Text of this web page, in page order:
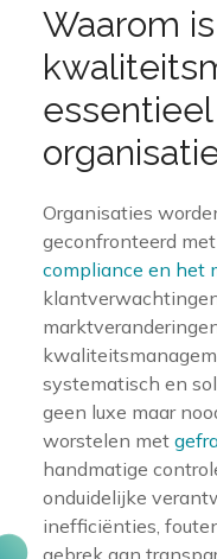
Waarom
Organisaties
geconfronteerd met
compliance en het
systematisch en
geen luxe maar
worstelen met
handmatige
onduidelijke
inefficiënties,
gebrek aan